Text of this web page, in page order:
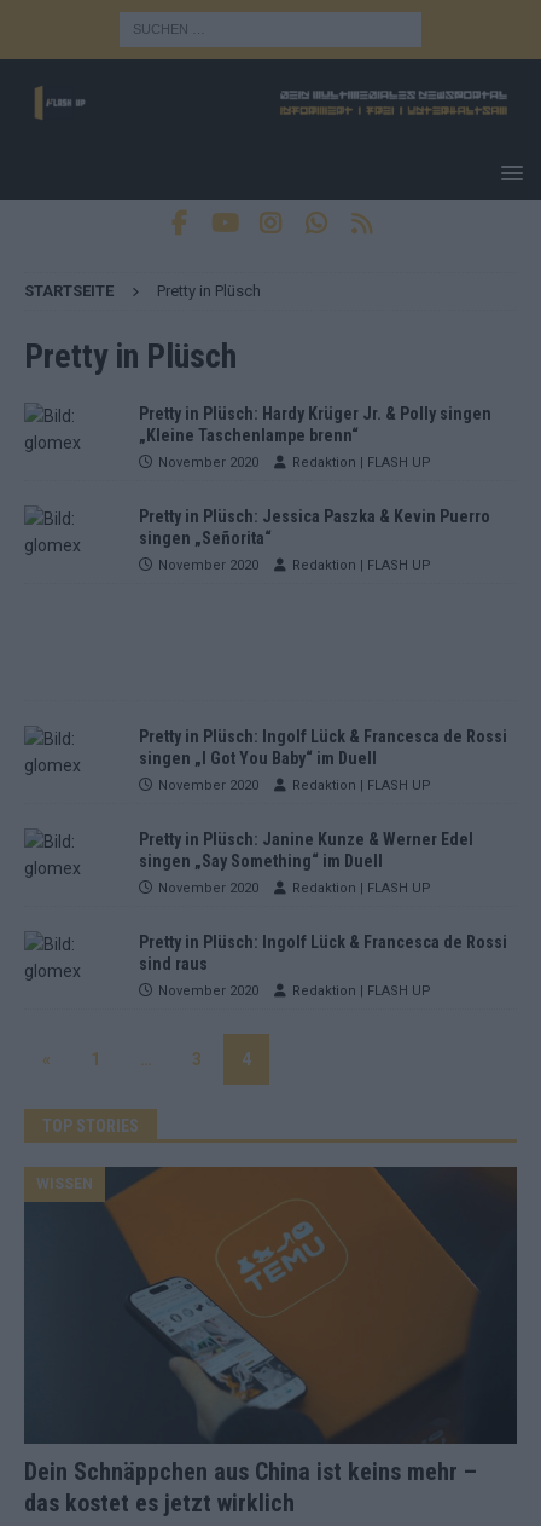
STARTSEITE Pretty in Plüsch
Pretty in Plüsch
Pretty in Plüsch: Hardy Krüger Jr. & Polly singen
„Kleine Taschenlampe brenn“
November 2020 Redaktion | FLASH UP
Pretty in Plüsch: Jessica Paszka & Kevin Puerro
singen „Señorita“
November 2020 Redaktion | FLASH UP
Pretty in Plüsch: Ingolf Lück & Francesca de Rossi
singen „I Got You Baby“ im Duell
November 2020 Redaktion | FLASH UP
Pretty in Plüsch: Janine Kunze & Werner Edel
singen „Say Something“ im Duell
November 2020 Redaktion | FLASH UP
Pretty in Plüsch: Ingolf Lück & Francesca de Rossi
sind raus
November 2020 Redaktion | FLASH UP
« 1 3 4
TOP STORIES
Dein Schnäppchen aus China ist keins mehr –
das kostet es jetzt wirklich
WISSEN